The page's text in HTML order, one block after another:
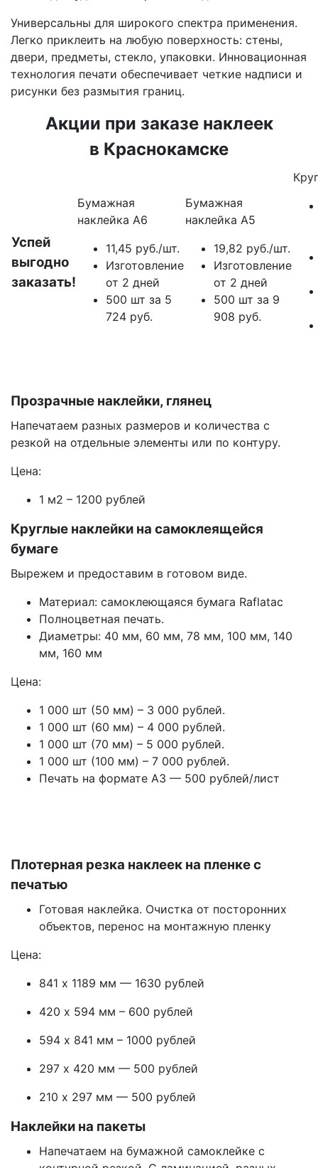
Универсальны для широкого спектра применения.
Легко приклеить на любую поверхность: стены,
двери, предметы, стекло, упаковки. Инновационная
технология печати обеспечивает четкие надписи и
рисунки без размытия границ.
Акции при заказе наклеек
в Краснокамске
Успей
выгодно
заказать!
Бумажная
наклейка А6
11,45 руб./шт.
Изготовление
от 2 дней
500 шт за 5
724 руб.
Бумажная
наклейка А5
19,82 руб./шт.
Изготовление
от 2 дней
500 шт за 9
908 руб.
Прозрачные наклейки, глянец
Напечатаем разных размеров и количества с
резкой на отдельные элементы или по контуру.
Цена:
1 м2 – 1200 рублей
Круглые наклейки на самоклеящейся
бумаге
Вырежем и предоставим в готовом виде.
Материал: самоклеющаяся бумага Raflatac
Полноцветная печать.
Диаметры: 40 мм, 60 мм, 78 мм, 100 мм, 140
мм, 160 мм
Цена:
1 000 шт (50 мм) – 3 000 рублей.
1 000 шт (60 мм) – 4 000 рублей.
1 000 шт (70 мм) – 5 000 рублей.
1 000 шт (100 мм) – 7 000 рублей.
Печать на формате А3 — 500 рублей/лист
Плотерная резка наклеек на пленке с
печатью
Готовая наклейка. Очистка от посторонних
объектов, перенос на монтажную пленку
Цена:
841 х 1189 мм — 1630 рублей
420 х 594 мм – 600 рублей
594 х 841 мм – 1000 рублей
297 х 420 мм — 500 рублей
210 х 297 мм — 500 рублей
Наклейки на пакеты
Напечатаем на бумажной самоклейке с